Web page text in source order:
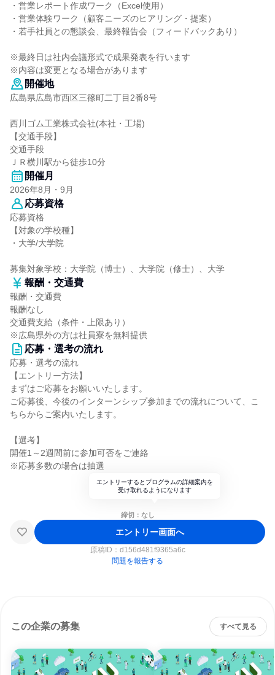
・営業レポート作成ワーク（Excel使用）
・営業体験ワーク（顧客ニーズのヒアリング・提案）
・若手社員との懇談会、最終報告会（フィードバックあり）
※最終日は社内会議形式で成果発表を行います
※内容は変更となる場合があります
開催地
広島県広島市西区三篠町二丁目2番8号
西川ゴム工業株式会社(本社・工場)
【交通手段】
交通手段
ＪＲ横川駅から徒歩10分
開催月
2026年8月・9月
応募資格
応募資格
【対象の学校種】
・大学/大学院
募集対象学校：大学院（博士）、大学院（修士）、大学
報酬・交通費
報酬・交通費
報酬なし
交通費支給（条件・上限あり）
※広島県外の方は社員寮を無料提供
応募・選考の流れ
応募・選考の流れ
【エントリー方法】
まずはご応募をお願いいたします。
ご応募後、今後のインターンシップ参加までの流れについて、こ
ちらからご案内いたします。
【選考】
開催1～2週間前に参加可否をご連絡
※応募多数の場合は抽選
エントリーするとプログラムの詳細案内を
受け取れるようになります
締切：なし
エントリー画面へ
原稿ID： d156d481f9365a6c
問題を報告する
この企業の募集 すべて見る